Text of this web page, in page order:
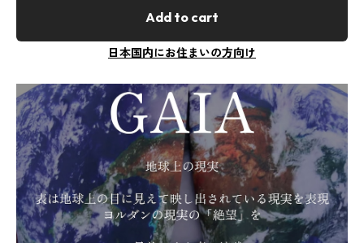
Add to cart
日本国内にお住まいの方向け